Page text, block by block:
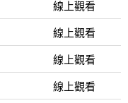
線上觀看
線上觀看
線上觀看
線上觀看